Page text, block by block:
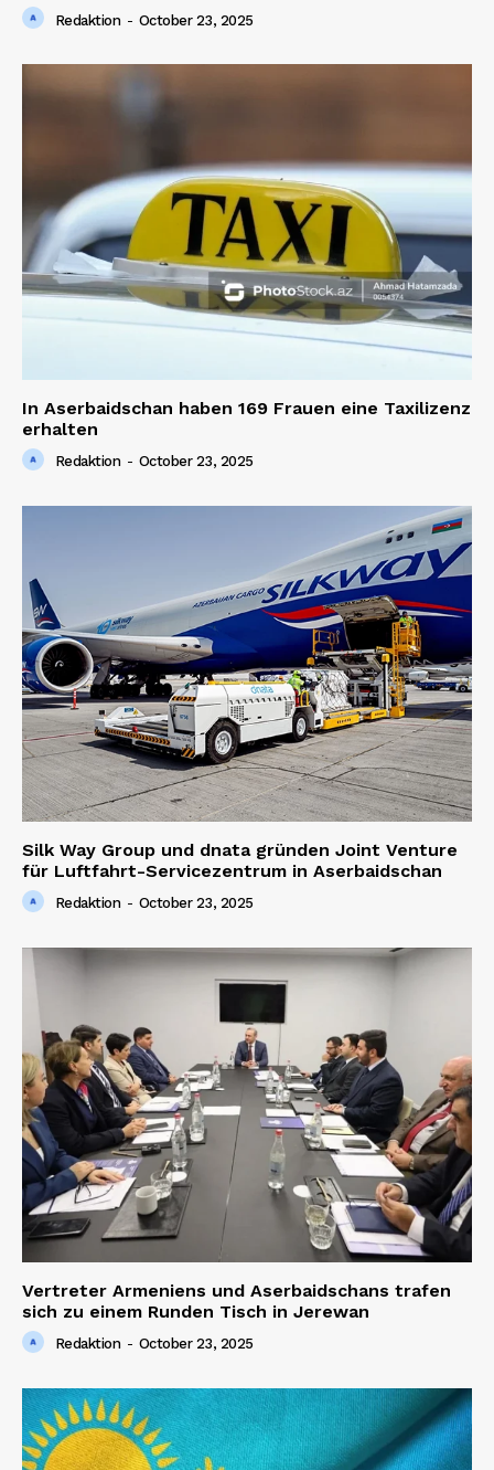
Redaktion - October 23, 2025
In Aserbaidschan haben 169 Frauen eine Taxilizenz
erhalten
Redaktion - October 23, 2025
Silk Way Group und dnata gründen Joint Venture
für Luftfahrt-Servicezentrum in Aserbaidschan
Redaktion - October 23, 2025
Vertreter Armeniens und Aserbaidschans trafen
sich zu einem Runden Tisch in Jerewan
Redaktion - October 23, 2025